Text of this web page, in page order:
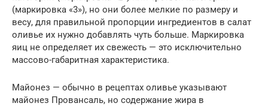
(маркировка «3»), но они более мелкие по размеру и
весу, для правильной пропорции ингредиентов в салат
оливье их нужно добавлять чуть больше. Маркировка
яиц не определяет их свежесть — это исключительно
массово-габаритная характеристика.
Майонез — обычно в рецептах оливье указывают
майонез Провансаль, но содержание жира в